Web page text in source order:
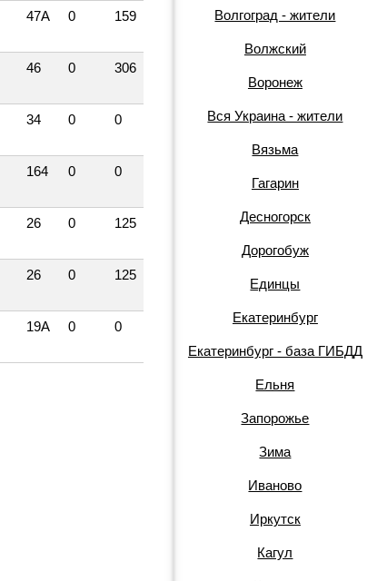
47А 0 159
46 0 306
34 0 0
164 0 0
26 0 125
26 0 125
19А 0 0
Волгоград - жители
Волжский
Воронеж
Вся Украина - жители
Вязьма
Гагарин
Десногорск
Дорогобуж
Единцы
Екатеринбург
Екатеринбург - база ГИБДД
Ельня
Запорожье
Зима
Иваново
Иркутск
Кагул